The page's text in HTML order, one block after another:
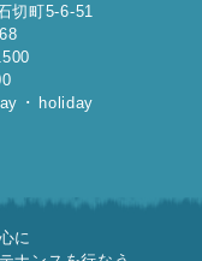
切町5-6-51
･ holiday
に